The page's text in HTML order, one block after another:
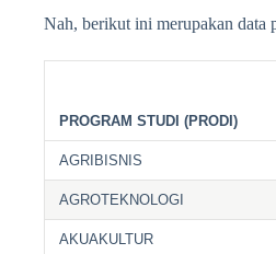
Nah, berikut ini merupakan data
PROGRAM STUDI (PRODI)
AGRIBISNIS
AGROTEKNOLOGI
AKUAKULTUR